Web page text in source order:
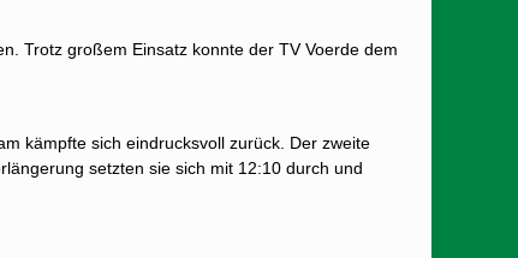
Trotz großem Einsatz konnte der TV Voerde dem
kämpfte sich eindrucksvoll zurück. Der zweite
setzten sie sich mit 12:10 durch und